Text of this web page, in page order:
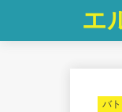
エ
バ